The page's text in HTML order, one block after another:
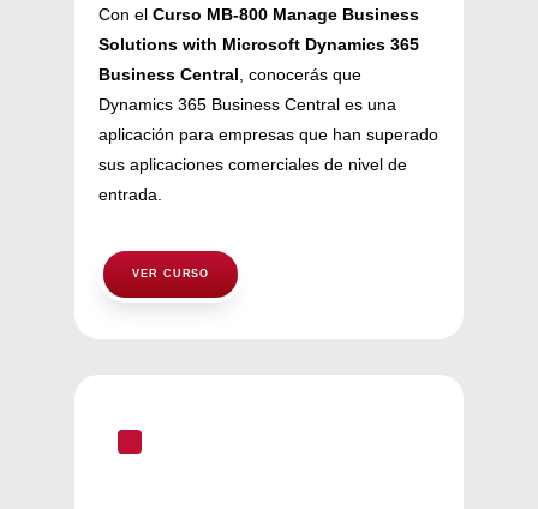
Con el Curso MB-800 Manage Business
Solutions with Microsoft Dynamics 365
Business Central , conocerás que
Dynamics 365 Business Central es una
aplicación para empresas que han superado
sus aplicaciones comerciales de nivel de
entrada.
VER CURSO
^